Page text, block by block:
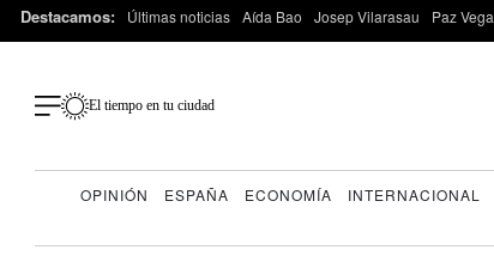
Destacamos: Últimas noticias Aída Bao Josep Vilarasau Paz Vega
El tiempo en tu ciudad
OPINIÓN ESPAÑA ECONOMÍA INTERNACIONAL